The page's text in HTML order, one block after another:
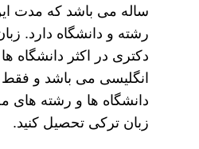
ساله می باشد که مدت
رشته و دانشگاه دارد.
دکتری در اکثر دانشگاه
انگلیسی می باشد و فقط
دانشگاه ها و رشته های
زبان ترکی تحصیل کنید.